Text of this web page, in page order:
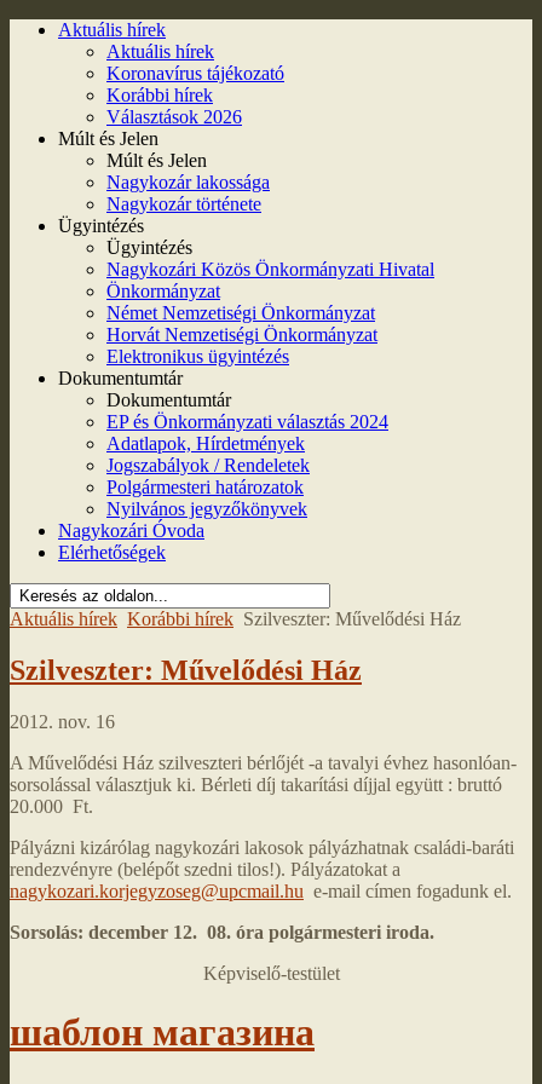
Aktuális hírek
Aktuális hírek
Koronavírus tájékozató
Korábbi hírek
Választások 2026
Múlt és Jelen
Múlt és Jelen
Nagykozár lakossága
Nagykozár története
Ügyintézés
Ügyintézés
Nagykozári Közös Önkormányzati Hivatal
Önkormányzat
Német Nemzetiségi Önkormányzat
Horvát Nemzetiségi Önkormányzat
Elektronikus ügyintézés
Dokumentumtár
Dokumentumtár
EP és Önkormányzati választás 2024
Adatlapok, Hírdetmények
Jogszabályok / Rendeletek
Polgármesteri határozatok
Nyilvános jegyzőkönyvek
Nagykozári Óvoda
Elérhetőségek
Aktuális hírek Korábbi hírek Szilveszter: Művelődési Ház
Szilveszter: Művelődési Ház
2012. nov. 16
A Művelődési Ház szilveszteri bérlőjét -a tavalyi évhez hasonlóan-
sorsolással választjuk ki. Bérleti díj takarítási díjjal együtt : bruttó
20.000 Ft.
Pályázni kizárólag nagykozári lakosok pályázhatnak családi-baráti
rendezvényre (belépőt szedni tilos!). Pályázatokat a
nagykozari.korjegyzoseg@upcmail.hu e-mail címen fogadunk el.
Sorsolás: december 12. 08. óra polgármesteri iroda.
Képviselő-testület
шаблон магазина